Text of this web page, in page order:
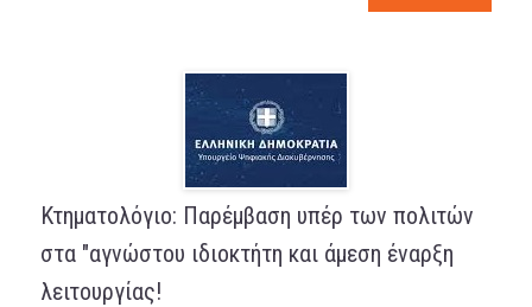
Κτηματολόγιο: Παρέμβαση υπέρ των πολιτών
στα "αγνώστου ιδιοκτήτη και άμεση έναρξη
λειτουργίας!